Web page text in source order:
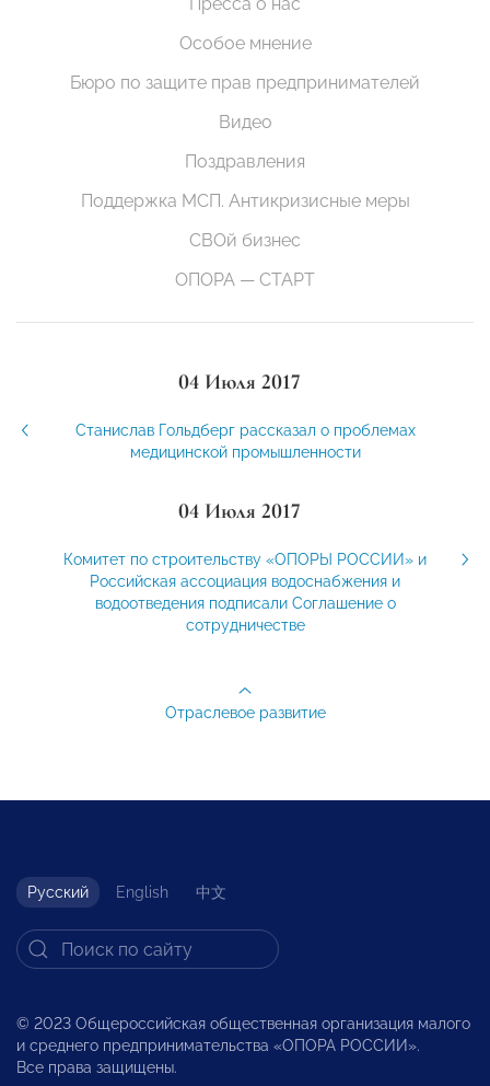
Особое мнение
Бюро по защите прав предпринимателей
Видео
Поздравления
Поддержка МСП. Антикризисные меры
СВОй бизнес
ОПОРА — СТАРТ
04 Июля 2017
Станислав Гольдберг рассказал о проблемах
медицинской промышленности
04 Июля 2017
Комитет по строительству «ОПОРЫ РОССИИ» и
Российская ассоциация водоснабжения и
водоотведения подписали Соглашение о
сотрудничестве
Отраслевое развитие
Русский English 中文
© 2023 Общероссийская общественная организация малого
и среднего предпринимательства «ОПОРА РОССИИ».
Все права защищены.